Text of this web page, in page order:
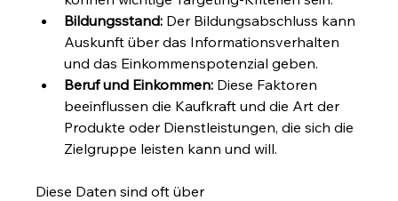
Bildungsstand: Der Bildungsabschluss kann
Auskunft über das Informationsverhalten
und das Einkommenspotenzial geben.
Beruf und Einkommen: Diese Faktoren
beeinflussen die Kaufkraft und die Art der
Produkte oder Dienstleistungen, die sich die
Zielgruppe leisten kann und will.
Diese Daten sind oft über